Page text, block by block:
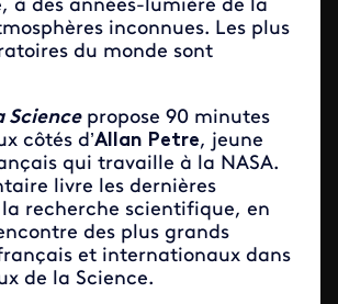
à des années-lumière de la
inconnues. Les plus
du monde sont
Sciencepropose 90 minutes
côtés d’Allan Petre, jeune
qui travaille à la NASA.
livre les dernières
la recherche scientifique, en
des plus grands
et internationaux dans
de la Science.